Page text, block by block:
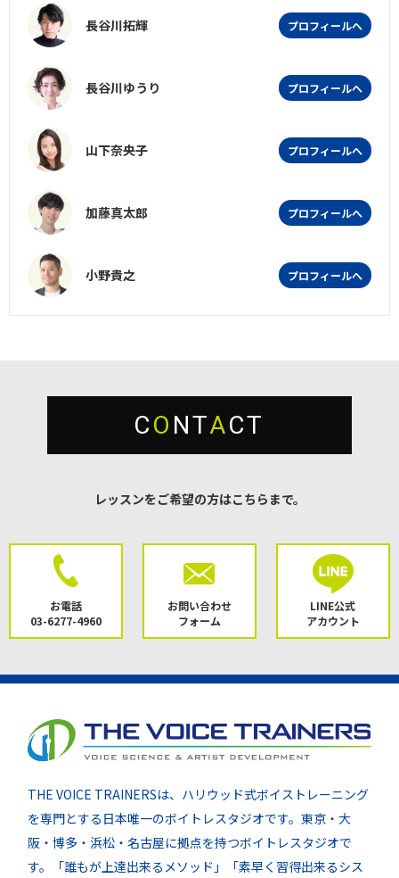
長谷川拓輝 プロフィールへ
長谷川ゆうり プロフィールへ
山下奈央子 プロフィールへ
加藤真太郎 プロフィールへ
小野貴之 プロフィールへ
CO NTACT
レッスンをご希望の方はこちらまで。
お電話
03-6277-4960
お問い合わせ
フォーム
LINE公式
アカウント
THE VOICE TRAINERSは、ハリウッド式ボイストレーニング
を専門とする日本唯一のボイトレスタジオです。東京・大
阪・博多・浜松・名古屋に拠点を持つボイトレスタジオで
す。「誰もが上達出来るメソッド」「素早く習得出来るシス